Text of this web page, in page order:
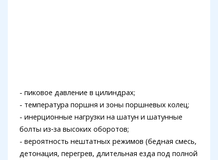
- пиковое давление в цилиндрах;
- температура поршня и зоны поршневых колец;
- инерционные нагрузки на шатун и шатунные
болты из‑за высоких оборотов;
- вероятность нештатных режимов (бедная смесь,
детонация, перегрев, длительная езда под полной